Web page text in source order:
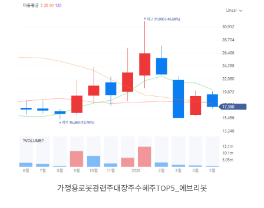
가정용로봇관련주대장주수혜주TOP5_에브리봇